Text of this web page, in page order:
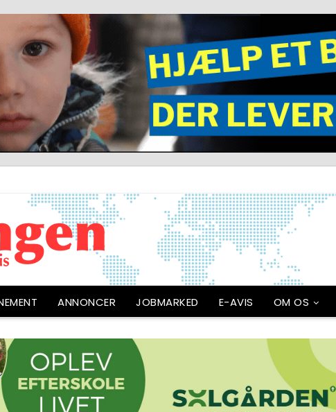
ANNONCER JOBMARKED E-AVIS OM OS